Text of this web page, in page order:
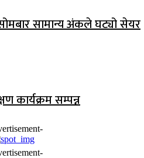
सामान्य अंकले घट्यो सेयर
कार्यक्रम सम्पन्न